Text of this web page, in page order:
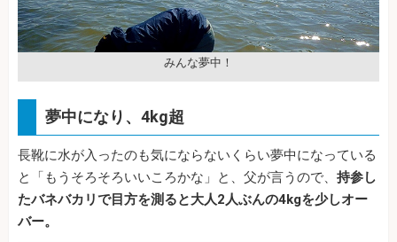
みんな夢中！
夢中になり、4kg超
長靴に水が入ったのも気にならないくらい夢中になっている
と「もうそろそろいいころかな」と、父が言うので、 持参し
たバネバカリで目方を測ると大人2人ぶんの4kgを少しオー
バー。